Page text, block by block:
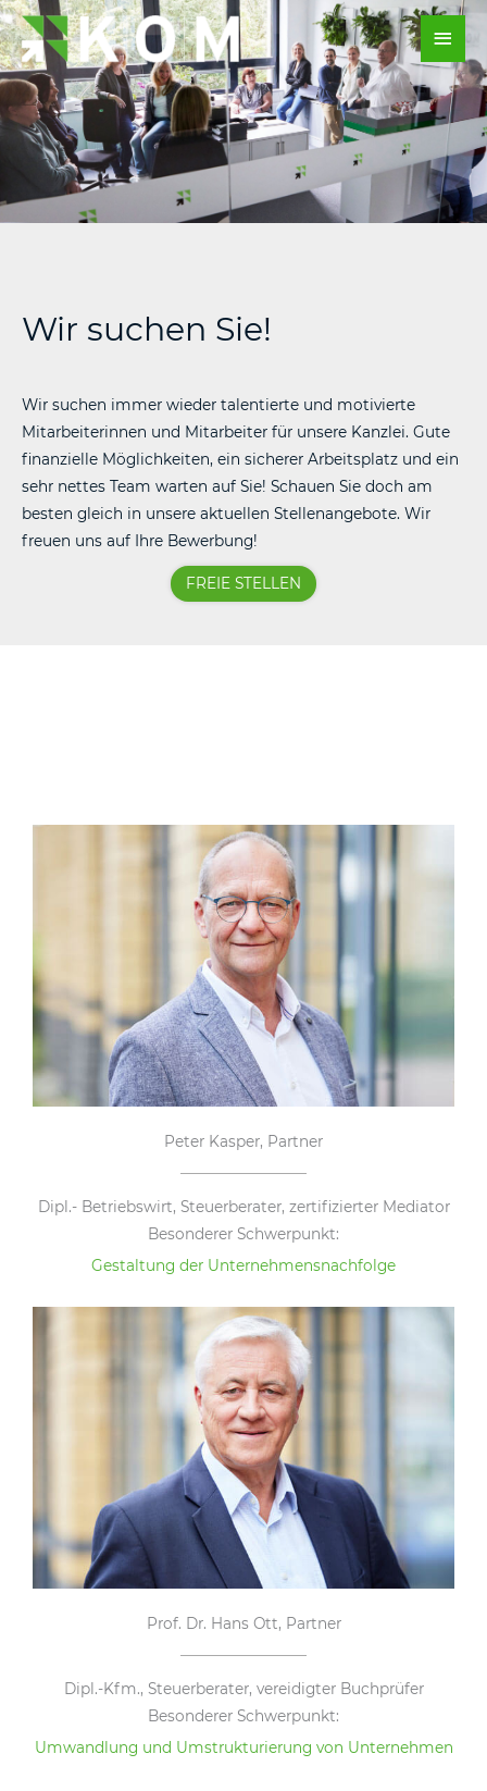
Zum
Inhalt
springen
Wir suchen Sie!
Wir suchen immer wieder talentierte und motivierte
Mitarbeiterinnen und Mitarbeiter für unsere Kanzlei. Gute
finanzielle Möglichkeiten, ein sicherer Arbeitsplatz und ein
sehr nettes Team warten auf Sie! Schauen Sie doch am
besten gleich in unsere aktuellen Stellenangebote. Wir
freuen uns auf Ihre Bewerbung!
FREIE STELLEN
Peter Kasper, Partner
Dipl.- Betriebswirt, Steuerberater, zertifizierter Mediator
Besonderer Schwerpunkt:
Gestaltung der Unternehmensnachfolge
Prof. Dr. Hans Ott, Partner
Dipl.-Kfm., Steuerberater, vereidigter Buchprüfer
Besonderer Schwerpunkt:
Umwandlung und Umstrukturierung von Unternehmen